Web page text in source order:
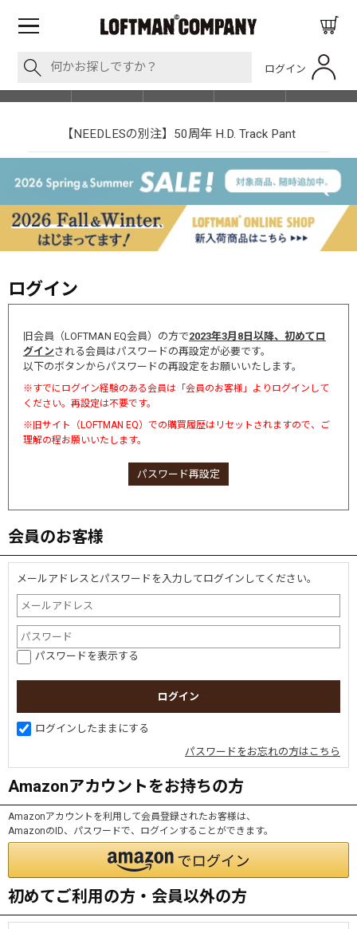
ログイン
SHOP LIST
【NEEDLESの別注】50周年 H.D. Track Pant
ログイン
旧会員（LOFTMAN EQ会員）の方で2023年3月8日以降、初めてロ
グインされる会員はパスワードの再設定が必要です。
以下のボタンからパスワードの再設定をお願いいたします。
※すでにログイン経験のある会員は「会員のお客様」よりログインして
ください。再設定は不要です。
※旧サイト（LOFTMAN EQ）での購買履歴はリセットされますので、ご
理解の程お願いいたします。
パスワード再設定
会員のお客様
メールアドレスとパスワードを入力してログインしてください。
パスワードを表示する
ログインしたままにする
パスワードをお忘れの方はこちら
Amazonアカウントをお持ちの方
Amazonアカウントを利用して会員登録されたお客様は、
AmazonのID、パスワードで、ログインすることができます。
初めてご利用の方・会員以外の方